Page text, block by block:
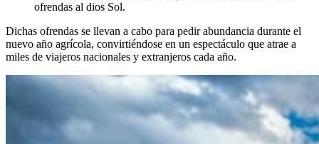
ofrendas al dios Sol.
Dichas ofrendas se llevan a cabo para pedir abundancia durante el
nuevo año agrícola, convirtiéndose en un espectáculo que atrae a
miles de viajeros nacionales y extranjeros cada año.